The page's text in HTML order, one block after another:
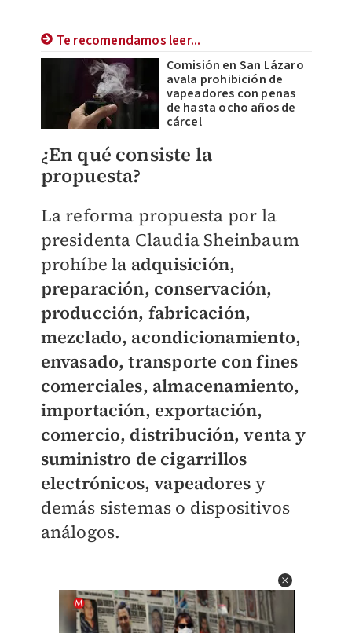
Te recomendamos leer...
Comisión en San Lázaro
avala prohibición de
vapeadores con penas
de hasta ocho años de
cárcel
¿En qué consiste la
propuesta?
La reforma propuesta por la
presidenta Claudia Sheinbaum
prohíbela adquisición,
preparación, conservación,
producción, fabricación,
mezclado, acondicionamiento,
envasado, transporte con fines
comerciales, almacenamiento,
importación, exportación,
comercio, distribución, venta y
suministro de cigarrillos
electrónicos, vapeadores y
demás sistemas o dispositivos
análogos.